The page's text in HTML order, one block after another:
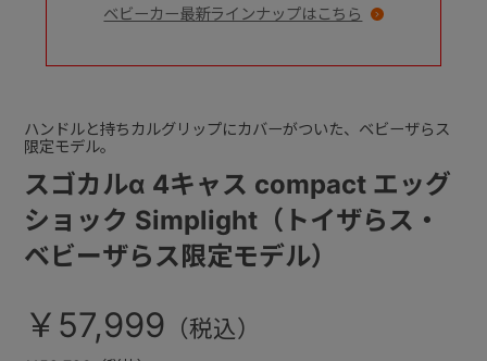
スゴカルα 4キャス compact エッグ
ショック Simplight（トイザらス・
ベビーザらス限定モデル）
ハンドルと持ちカルグリップにカバーがついた、ベビーザらス
限定モデル。
￥57,999
ベビーカー最新ラインナップはこちら